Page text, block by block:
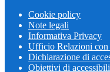
Cookie policy
Note legali
Informativa Privacy
Ufficio Relazioni
Dichiarazione di
Obiettivi di